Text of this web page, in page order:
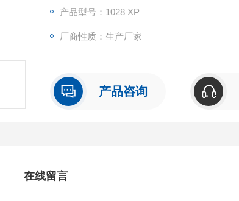
产品型号：1028 XP
厂商性质：生产厂家
产品咨询
在线留言